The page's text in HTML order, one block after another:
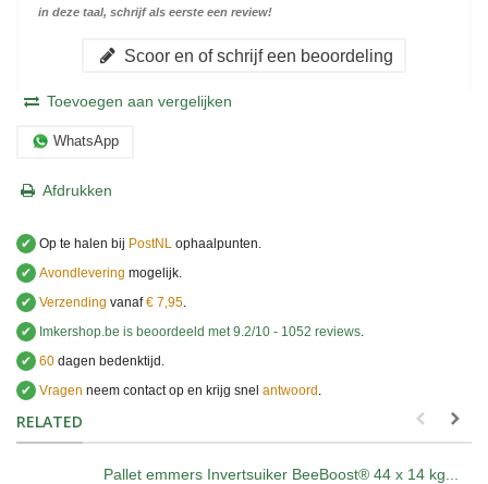
in deze taal, schrijf als eerste een review!
Scoor en of schrijf een beoordeling
Toevoegen aan vergelijken
WhatsApp
Afdrukken
✔ Op te halen bij PostNL ophaalpunten.
✔ Avondlevering mogelijk.
✔ Verzending vanaf€ 7,95
✔
Imkershop.be is beoordeeld met 9.2/10 - 1052 reviews
✔ 60 dagen bedenktijd.
✔ Vragen neem contact op en krijg snel antwoord
RELATED
Pallet emmers Invertsuiker BeeBoost® 44 x 14 kg...